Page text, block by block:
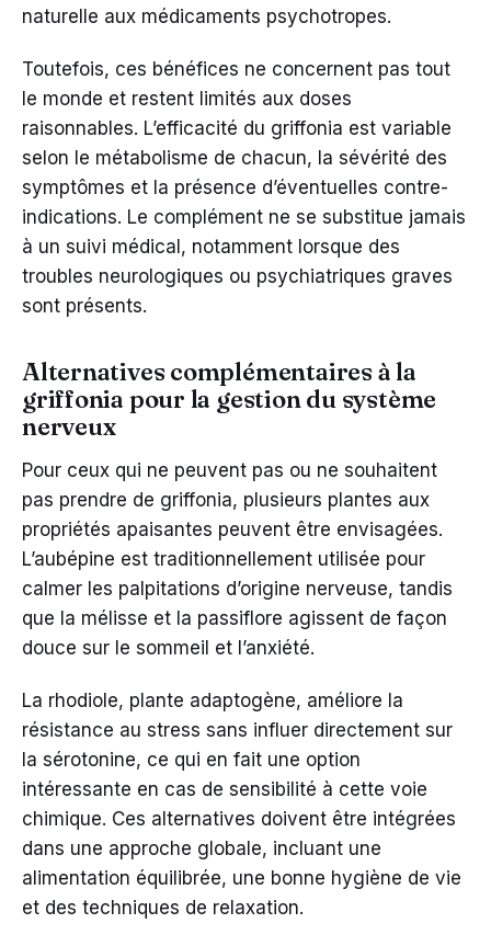
naturelle aux médicaments psychotropes.
Toutefois, ces bénéfices ne concernent pas tout
le monde et restent limités aux doses
raisonnables. L’efficacité du griffonia est variable
selon le métabolisme de chacun, la sévérité des
symptômes et la présence d’éventuelles contre-
indications. Le complément ne se substitue jamais
à un suivi médical, notamment lorsque des
troubles neurologiques ou psychiatriques graves
sont présents.
Alternatives complémentaires à la
griffonia pour la gestion du système
nerveux
Pour ceux qui ne peuvent pas ou ne souhaitent
pas prendre de griffonia, plusieurs plantes aux
propriétés apaisantes peuvent être envisagées.
L’aubépine est traditionnellement utilisée pour
calmer les palpitations d’origine nerveuse, tandis
que la mélisse et la passiflore agissent de façon
douce sur le sommeil et l’anxiété.
La rhodiole, plante adaptogène, améliore la
résistance au stress sans influer directement sur
la sérotonine, ce qui en fait une option
intéressante en cas de sensibilité à cette voie
chimique. Ces alternatives doivent être intégrées
dans une approche globale, incluant une
alimentation équilibrée, une bonne hygiène de vie
et des techniques de relaxation.